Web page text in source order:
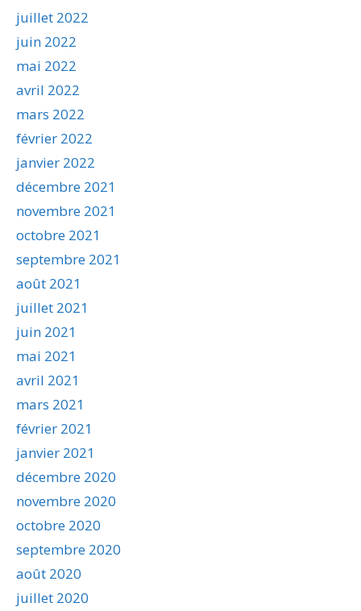
juillet 2022
juin 2022
mai 2022
avril 2022
mars 2022
février 2022
janvier 2022
décembre 2021
novembre 2021
octobre 2021
septembre 2021
août 2021
juillet 2021
juin 2021
mai 2021
avril 2021
mars 2021
février 2021
janvier 2021
décembre 2020
novembre 2020
octobre 2020
septembre 2020
août 2020
juillet 2020